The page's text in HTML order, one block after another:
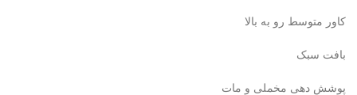
کاور متوسط رو به بالا
بافت سبک
پوشش دهی مخملی و مات